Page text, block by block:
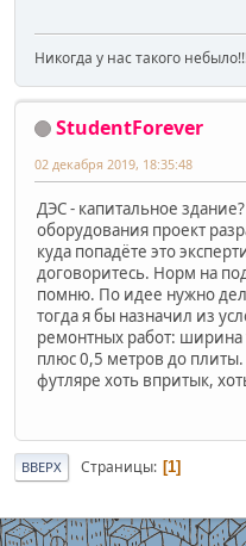
Никогда у нас такого
StudentForever
02 декабря 2019, 18:35:48
ДЭС - капитальное
оборудования проект
куда попадёте это
договоритесь. Норм на
помню. По идее нужно
тогда я бы назначил из
ремонтных работ:
плюс 0,5 метров до
футляре хоть впритык,
ВВЕРХ Страницы 1